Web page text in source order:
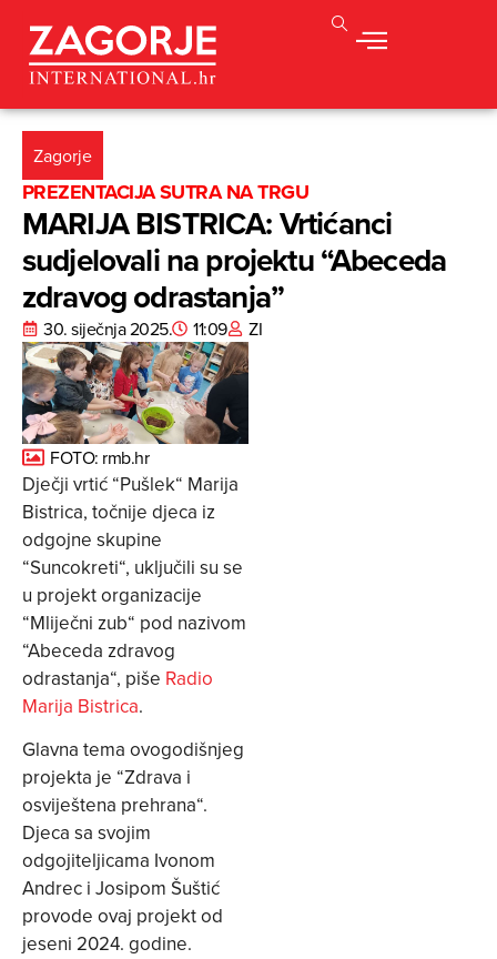
Zagorje
PREZENTACIJA SUTRA NA TRGU
MARIJA BISTRICA: Vrtićanci
sudjelovali na projektu “Abeceda
zdravog odrastanja”
30. siječnja 2025. 11:09 ZI
FOTO: rmb.hr
Dječji vrtić “Pušlek“ Marija
Bistrica, točnije djeca iz
odgojne skupine
“Suncokreti“, uključili su se
u projekt organizacije
“Mliječni zub“ pod nazivom
“Abeceda zdravog
odrastanja“, piše Radio
Marija Bistrica.
Glavna tema ovogodišnjeg
projekta je “Zdrava i
osviještena prehrana“.
Djeca sa svojim
odgojiteljicama Ivonom
Andrec i Josipom Šuštić
provode ovaj projekt od
jeseni 2024. godine.